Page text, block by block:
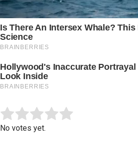
Rate this item:
No votes yet.